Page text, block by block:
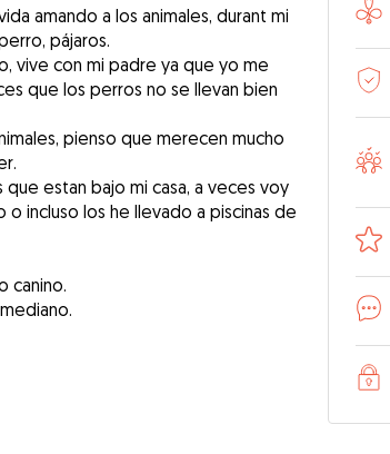
amando a los animales, durant mi
pájaros.
vive con mi padre ya que yo me
que los perros no se llevan bien
pienso que merecen mucho
estan bajo mi casa, a veces voy
o incluso los he llevado a piscinas de
canino.